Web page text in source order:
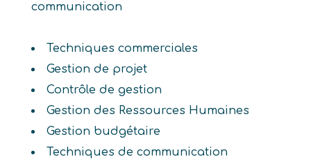
communication
Techniques commerciales
Gestion de projet
Contrôle de gestion
Gestion des Ressources Humaines
Gestion budgétaire
Techniques de communication